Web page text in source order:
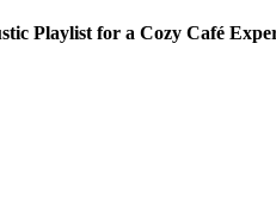
Playlist for a Cozy Café